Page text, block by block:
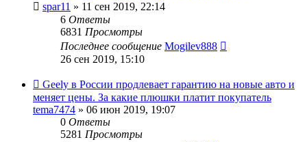
spar11 » 11 сен 2019, 22:14
6 Ответы
6831 Просмотры
Последнее сообщение Mogilev888
26 сен 2019, 15:10
Geely в России продлевает гарантию на новые авто и
меняет цены. За какие плюшки платит покупатель
tema7474 » 06 июн 2019, 19:07
0 Ответы
5281 Просмотры